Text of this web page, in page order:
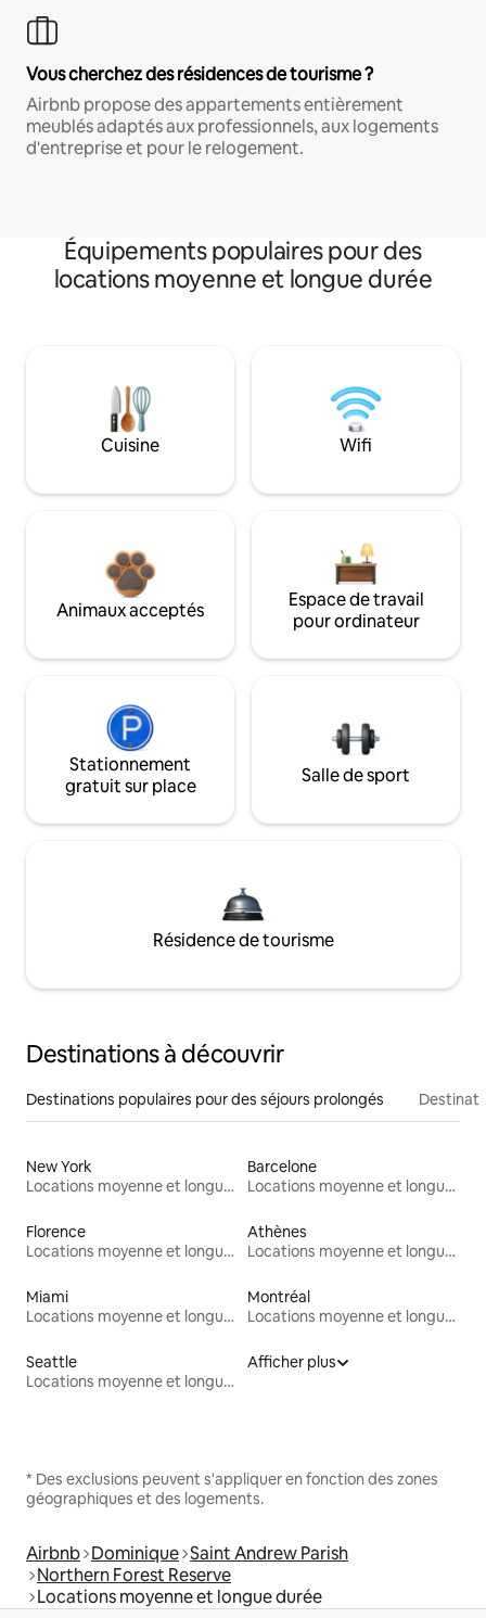
Vous cherchez des résidences de tourisme ?
Airbnb propose des appartements entièrement
meublés adaptés aux professionnels, aux logements
d'entreprise et pour le relogement.
Équipements populaires pour des
locations moyenne et longue durée
Cuisine Wifi
Animaux acceptés
Espace de travail
pour ordinateur
Stationnement
gratuit sur place
Salle de sport
Résidence de tourisme
Destinations à découvrir
Destinations populaires pour des séjours prolongés
New York
Locations moyenne et longue durée
Barcelone
Locations moyenne et longue durée
Florence
Locations moyenne et longue durée
Athènes
Locations moyenne et longue durée
Miami
Locations moyenne et longue durée
Montréal
Locations moyenne et longue durée
Seattle
Locations moyenne et longue durée
Afficher plus
* Des exclusions peuvent s'appliquer en fonction des zones
géographiques et des logements.
Airbnb Dominique Saint Andrew Parish
Northern Forest Reserve
Locations moyenne et longue durée